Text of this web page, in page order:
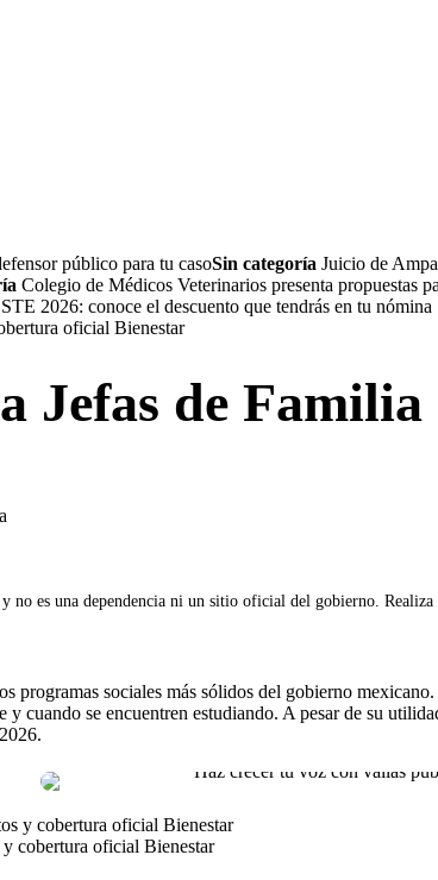
público para tu casoSin categoría Juicio de
Colegio de Médicos Veterinarios presenta propuestas
2026: conoce el descuento que tendrás en tu nómina
Jefas de
y no es una dependencia ni un sitio oficial del gobierno.
programas sociales más sólidos del gobierno
cuando se encuentren estudiando. A pesar de su
cobertura oficial Bienestar